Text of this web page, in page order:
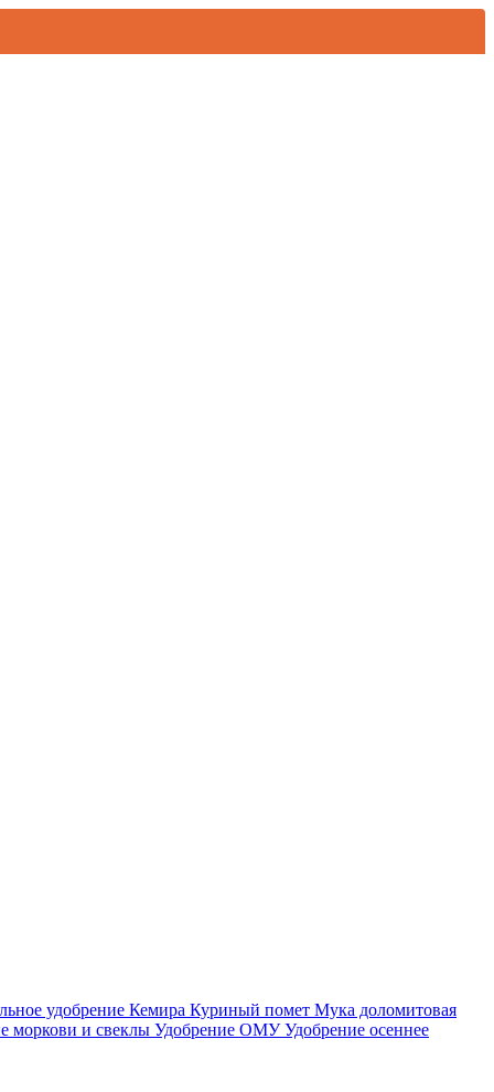
удобрение Кемира Куриный помет Мука доломитовая
моркови и свеклы Удобрение ОМУУдобрение осеннее